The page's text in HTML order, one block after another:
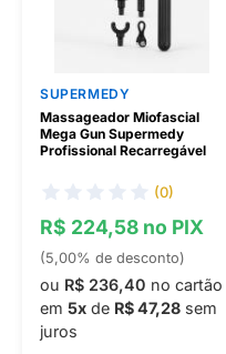
SUPERMEDY
Massageador Miofascial
Mega Gun Supermedy
Profissional Recarregável
(0)
R$ 224,58 no PIX
(5,00% de desconto)
ou R$ 236,40 no cartão
em 5x de R$ 47,28 sem
juros